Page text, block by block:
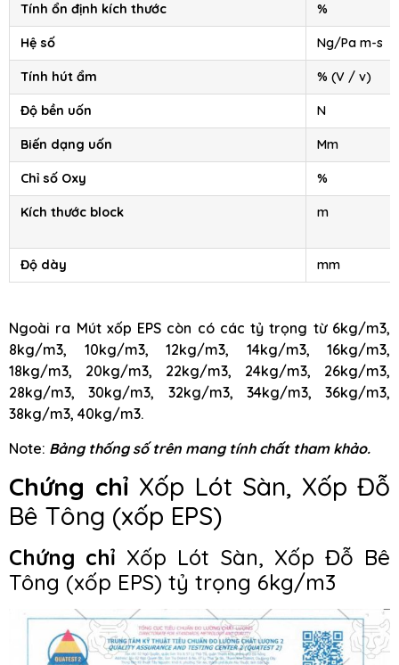
Tính ổn định kích thước %
Hệ số Ng/Pa m-s
Tính hút ẩm % (V / v)
Độ bền uốn N
Biến dạng uốn Mm
Chỉ số Oxy %
Kích thước block m
Độ dày mm
Ngoài ra Mút xốp EPS còn có các tỷ trọng từ 6kg/m3,
8kg/m3, 10kg/m3, 12kg/m3, 14kg/m3, 16kg/m3,
18kg/m3, 20kg/m3, 22kg/m3, 24kg/m3, 26kg/m3,
28kg/m3, 30kg/m3, 32kg/m3, 34kg/m3, 36kg/m3,
38kg/m3, 40kg/m3.
Note: Bảng thống số trên mang tính chất tham khảo.
Chứng chỉ Xốp Lót Sàn, Xốp Đỗ
Bê Tông (xốp EPS)
Chứng chỉ Xốp Lót Sàn, Xốp Đỗ Bê
Tông (xốp EPS) tỷ trọng 6kg/m3